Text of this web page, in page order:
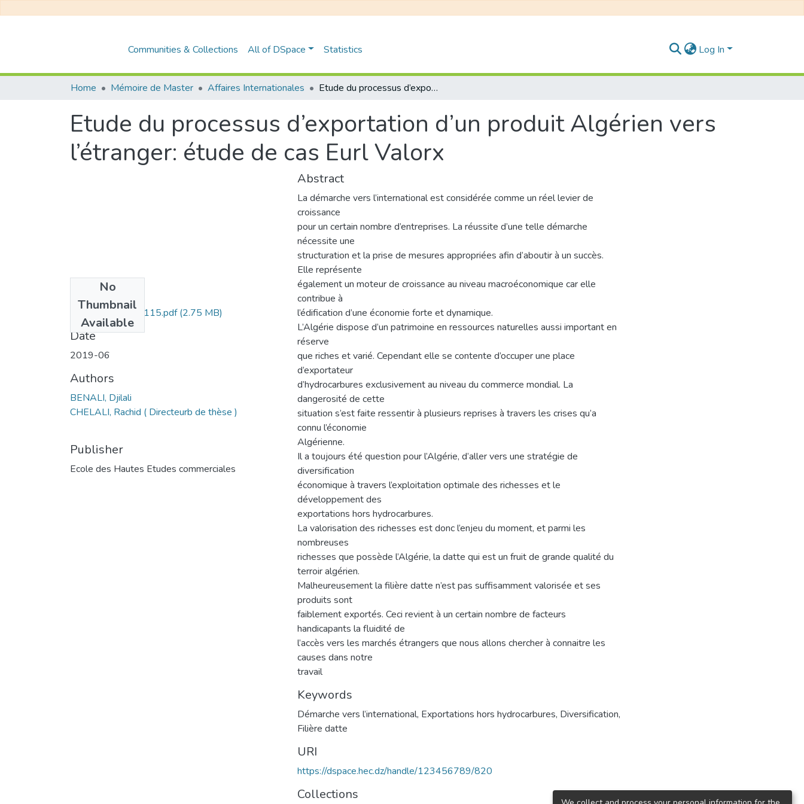
Communities & Collections All of DSpace Statistics Log In
Home Mémoire de Master Affaires Internationales Etude du processus d’exportation d’un produit Algérien vers l’étranger: étude de cas Eurl Valorx
Etude du processus d’exportation d’un produit Algérien vers
l’étranger: étude de cas Eurl Valorx
No
Thumbnail
Available
BENALI DJILALI-115.pdf(2.75 MB)
Date
2019-06
Authors
BENALI, Djilali
CHELALI, Rachid ( Directeurb de thèse )
Publisher
Ecole des Hautes Etudes commerciales
Abstract
La démarche vers l’international est considérée comme un réel levier de
croissance
pour un certain nombre d’entreprises. La réussite d’une telle démarche
nécessite une
structuration et la prise de mesures appropriées afin d’aboutir à un succès.
Elle représente
également un moteur de croissance au niveau macroéconomique car elle
contribue à
l’édification d’une économie forte et dynamique.
L’Algérie dispose d’un patrimoine en ressources naturelles aussi important en
réserve
que riches et varié. Cependant elle se contente d’occuper une place
d’exportateur
d’hydrocarbures exclusivement au niveau du commerce mondial. La
dangerosité de cette
situation s’est faite ressentir à plusieurs reprises à travers les crises qu’a
connu l’économie
Algérienne.
Il a toujours été question pour l’Algérie, d’aller vers une stratégie de
diversification
économique à travers l’exploitation optimale des richesses et le
développement des
exportations hors hydrocarbures.
La valorisation des richesses est donc l’enjeu du moment, et parmi les
nombreuses
richesses que possède l’Algérie, la datte qui est un fruit de grande qualité du
terroir algérien.
Malheureusement la filière datte n’est pas suffisamment valorisée et ses
produits sont
faiblement exportés. Ceci revient à un certain nombre de facteurs
handicapants la fluidité de
l’accès vers les marchés étrangers que nous allons chercher à connaitre les
causes dans notre
travail
Keywords
Démarche vers l’international, Exportations hors hydrocarbures, Diversification,
Filière datte
URI
https://dspace.hec.dz/handle/123456789/820
Collections